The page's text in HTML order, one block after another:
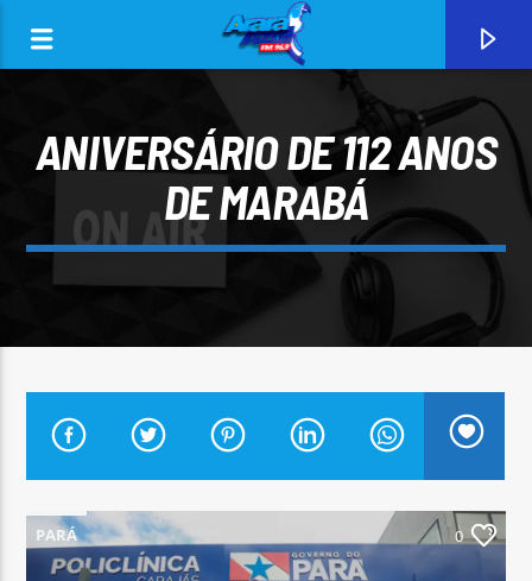
CURRENT TRACK
ARARA AZUL FM 96,9
ANIVERSÁRIO DE 112 ANOS
DE MARABÁ
PARÁ 0